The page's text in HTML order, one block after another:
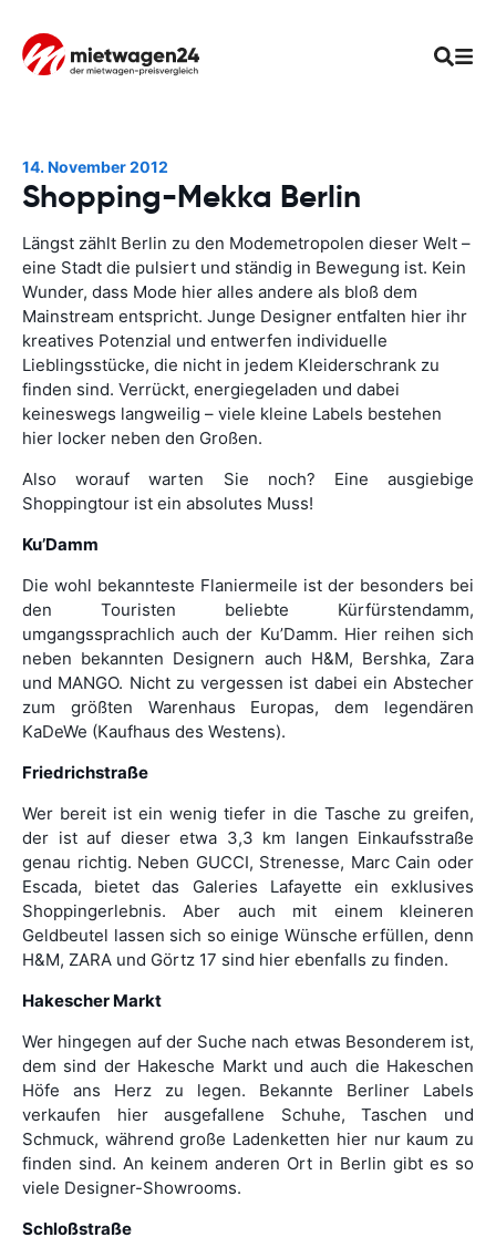
14. November 2012
Shopping-Mekka Berlin
Längst zählt Berlin zu den Modemetropolen dieser Welt –
eine Stadt die pulsiert und ständig in Bewegung ist. Kein
Wunder, dass Mode hier alles andere als bloß dem
Mainstream entspricht. Junge Designer entfalten hier ihr
kreatives Potenzial und entwerfen individuelle
Lieblingsstücke, die nicht in jedem Kleiderschrank zu
finden sind. Verrückt, energiegeladen und dabei
keineswegs langweilig – viele kleine Labels bestehen
hier locker neben den Großen.
Also worauf warten Sie noch? Eine ausgiebige
Shoppingtour ist ein absolutes Muss!
Ku’Damm
Die wohl bekannteste Flaniermeile ist der besonders bei
den Touristen beliebte Kürfürstendamm,
umgangssprachlich auch der Ku’Damm. Hier reihen sich
neben bekannten Designern auch H&M, Bershka, Zara
und MANGO. Nicht zu vergessen ist dabei ein Abstecher
zum größten Warenhaus Europas, dem legendären
KaDeWe (Kaufhaus des Westens).
Friedrichstraße
Wer bereit ist ein wenig tiefer in die Tasche zu greifen,
der ist auf dieser etwa 3,3 km langen Einkaufsstraße
genau richtig. Neben GUCCI, Strenesse, Marc Cain oder
Escada, bietet das Galeries Lafayette ein exklusives
Shoppingerlebnis. Aber auch mit einem kleineren
Geldbeutel lassen sich so einige Wünsche erfüllen, denn
H&M, ZARA und Görtz 17 sind hier ebenfalls zu finden.
Hakescher Markt
Wer hingegen auf der Suche nach etwas Besonderem ist,
dem sind der Hakesche Markt und auch die Hakeschen
Höfe ans Herz zu legen. Bekannte Berliner Labels
verkaufen hier ausgefallene Schuhe, Taschen und
Schmuck, während große Ladenketten hier nur kaum zu
finden sind. An keinem anderen Ort in Berlin gibt es so
viele Designer-Showrooms.
Schloßstraße